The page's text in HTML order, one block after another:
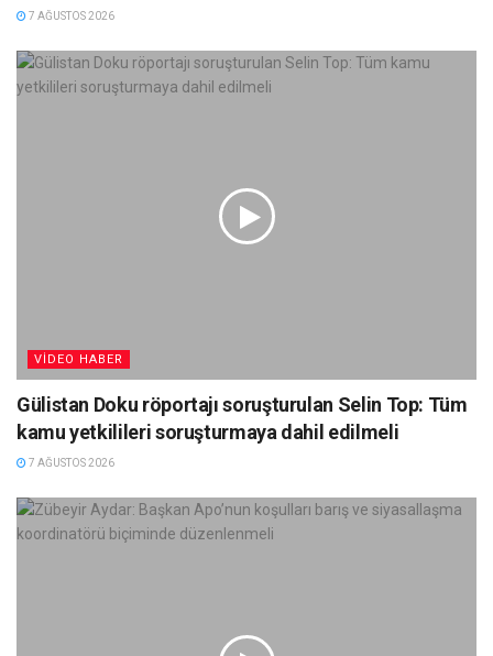
7 AĞUSTOS 2026
VIDEO HABER
Gülistan Doku röportajı soruşturulan Selin Top: Tüm
kamu yetkilileri soruşturmaya dahil edilmeli
7 AĞUSTOS 2026